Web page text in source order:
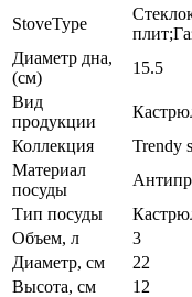
StoveType
Диаметр дна,
(см)
15.5
Вид
продукции
Коллекция
Trendy
Материал
посуды
Тип посуды
Объем, л
3
Диаметр, см
22
Высота, см
12